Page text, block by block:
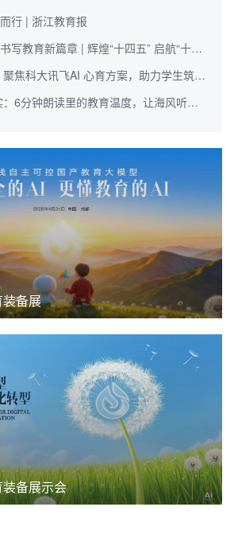
行 | 浙江教育报
写教育新篇章 | 辉煌“十四五” 启航“十五
焦科大讯飞AI 心育方案，助力学生筑牢
6分钟朗读里的教育温度，让海风听见
备展
备展示会